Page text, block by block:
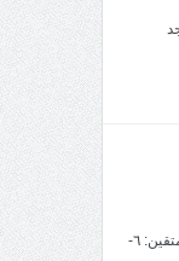
خطبة الجمعة: سمات المتقين: ٦-